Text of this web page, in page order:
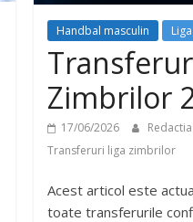
Handbal masculin
Zimbrilor
17/06/2026 Redactia
Transferuri liga zimbrilor
Acest articol este
toate transferurile